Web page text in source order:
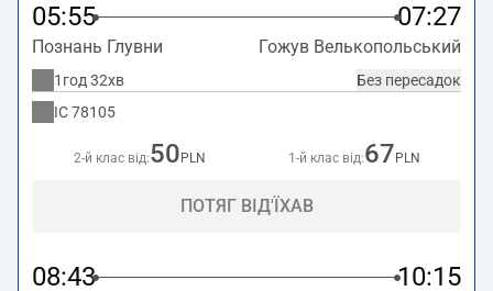
05:55 07:27
Познань Глувни Гожув Велькопольський
Без пересадок
1год 32хв
IC78105
2-й клас від:50 PLN 1-й клас від:67 PLN
ПОТЯГ ВІД'ЇХАВ
08:43 10:15